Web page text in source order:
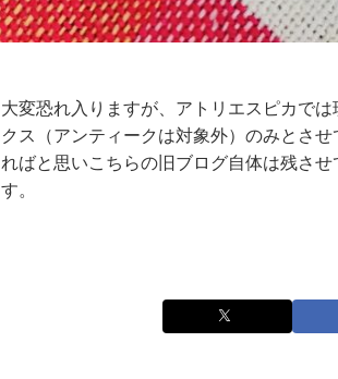
大変恐れ入りますが、アトリエスピカで
クス（アンティークは対象外）のみとさ
ればと思いこちらの旧ブログ自体は残さ
す。